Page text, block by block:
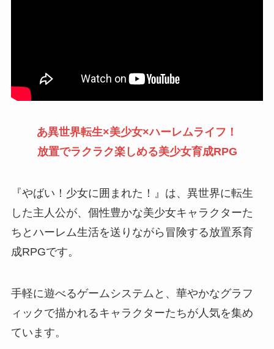
あ異世界転生×美少女×ハーレムライフ！
放置でラクラク楽しめる美少女育成RPG
『やばい！少女に囲まれた！』は、異世界に転生
した主人公が、個性豊かな美少女キャラクターた
ちとハーレム生活を送りながら冒険する放置系育
成RPGです。
手軽に遊べるゲームシステムと、華やかなグラフ
ィックで描かれるキャラクターたちが人気を集め
ています。